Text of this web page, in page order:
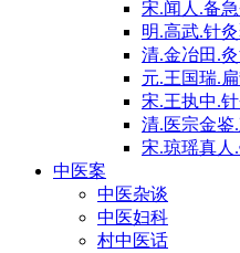
宋.闻人.备
明.高武.针
清.金冶田.
元.王国瑞.
宋.王执中.
清.医宗金鉴
宋.琼瑶真人
中医案
中医杂谈
中医妇科
村中医话